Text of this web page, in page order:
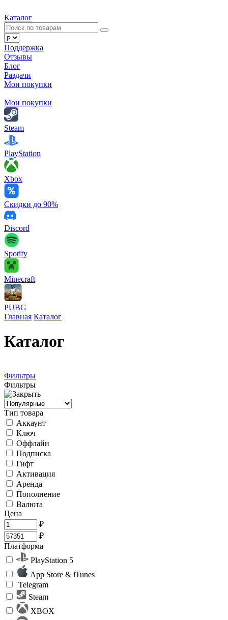
Каталог
Поддержка
Отзывы
Блог
Раздачи
Мои покупки
Мои покупки
Steam
PlayStation
Xbox
Скидки до 90%
Discord
Spotify
Minecraft
PUBG
Главная Каталог
Каталог
Фильтры
Фильтры
Тип товара
Аккаунт
Ключ
Оффлайн
Подписка
Гифт
Активация
Аренда
Пополнение
Валюта
Цена
₽
₽
Платформа
PlayStation 5
App Store & iTunes
Telegram
Steam
XBOX